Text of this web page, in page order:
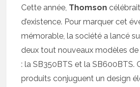
Cette année, Thomson
d’existence. Pour marquer cet
mémorable, la société a lancé
deux tout nouveaux modèles de
: la SB350BTS et la SB600BTS.
produits conjuguent un design